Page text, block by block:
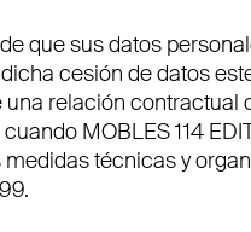
que sus datos
cesión de datos
relación
MOBLES 114
técnicas y